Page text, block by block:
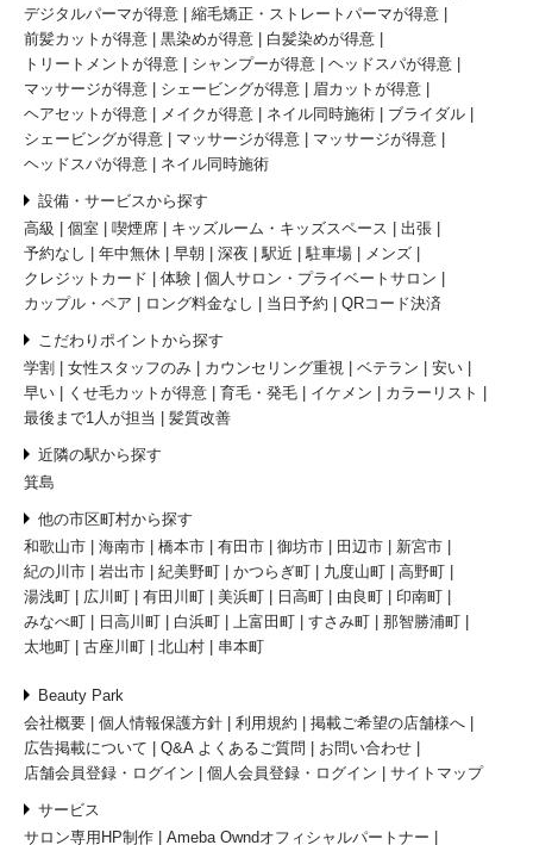
デジタルパーマが得意
縮毛矯正・ストレートパーマが得意
前髪カットが得意
黒染めが得意
白髪染めが得意
トリートメントが得意
シャンプーが得意
ヘッドスパが得意
マッサージが得意
シェービングが得意
眉カットが得意
ヘアセットが得意
メイクが得意 ネイル同時施術
ブライダル
シェービングが得意
マッサージが得意
マッサージが得意
ヘッドスパが得意
ネイル同時施術
設備・サービスから探す
高級
個室 喫煙席 キッズルーム・キッズスペース
出張
予約なし
年中無休 早朝 深夜 駅近 駐車場
メンズ
クレジットカード
体験
個人サロン・プライベートサロン
カップル・ペア
ロング料金なし 当日予約 QRコード決済
こだわりポイントから探す
学割
女性スタッフのみ カウンセリング重視 ベテラン
安い
早い
くせ毛カットが得意 育毛・発毛 イケメン
カラーリスト
最後まで1人が担当
髪質改善
近隣の駅から探す
箕島
他の市区町村から探す
和歌山市
海南市 橋本市 有田市 御坊市 田辺市
新宮市
紀の川市
岩出市 紀美野町 かつらぎ町 九度山町
高野町
湯浅町
広川町 有田川町 美浜町 日高町 由良町
印南町
みなべ町
日高川町 白浜町 上富田町 すさみ町
那智勝浦町
太地町
古座川町 北山村 串本町
Beauty Park
会社概要
個人情報保護方針 利用規約
掲載ご希望の店舗様へ
広告掲載について
Q&A よくあるご質問
お問い合わせ
店舗会員登録・ログイン
個人会員登録・ログイン サイトマップ
サービス
サロン専用HP制作
Ameba Owndオフィシャルパートナー